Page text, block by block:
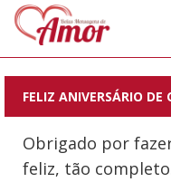
FELIZ ANIVERSÁRIO DE
Obrigado por
feliz, tão